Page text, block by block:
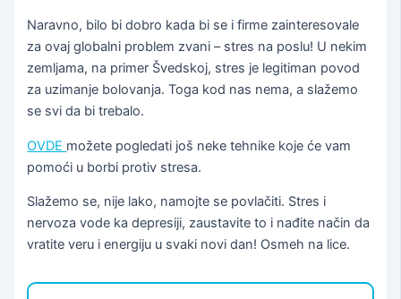
Naravno, bilo bi dobro kada bi se i firme zainteresovale
za ovaj globalni problem zvani – stres na poslu! U nekim
zemljama, na primer Švedskoj, stres je legitiman povod
za uzimanje bolovanja. Toga kod nas nema, a slažemo
se svi da bi trebalo.
OVDE možete pogledati još neke tehnike koje će vam
pomoći u borbi protiv stresa.
Slažemo se, nije lako, namojte se povlačiti. Stres i
nervoza vode ka depresiji, zaustavite to i nađite način da
vratite veru i energiju u svaki novi dan! Osmeh na lice.